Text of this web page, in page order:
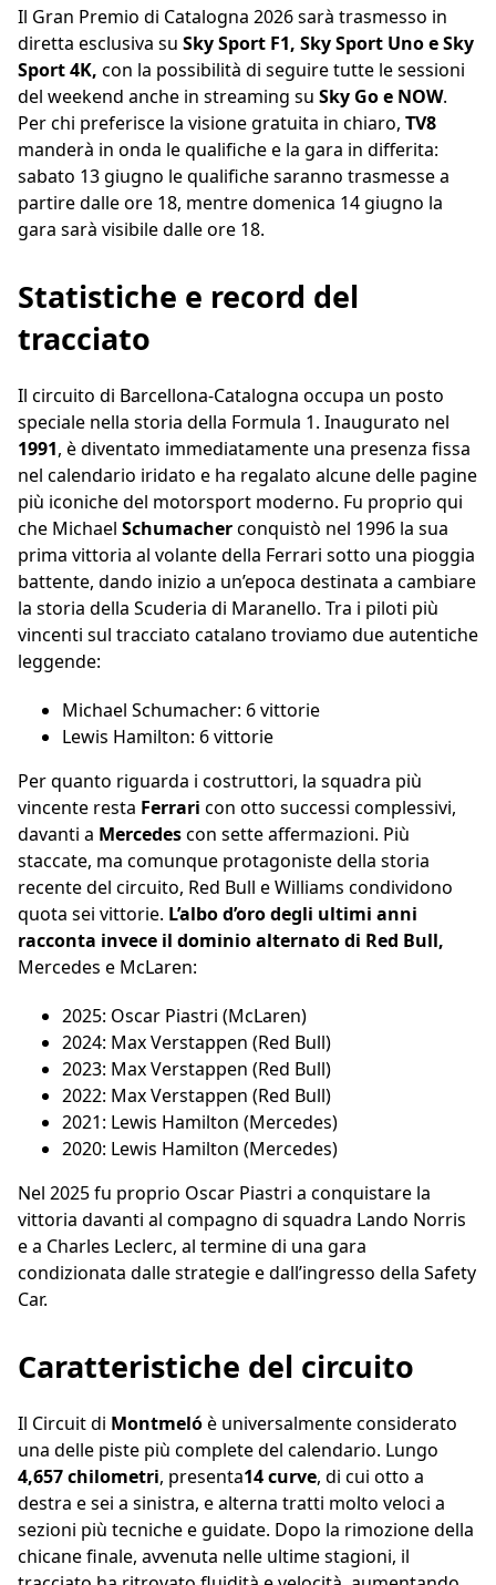
Il Gran Premio di Catalogna 2026 sarà trasmesso in
diretta esclusiva su Sky Sport F1, Sky Sport Uno e Sky
Sport 4K, con la possibilità di seguire tutte le sessioni
del weekend anche in streaming su Sky Go e NOW.
Per chi preferisce la visione gratuita in chiaro, TV8
manderà in onda le qualifiche e la gara in differita:
sabato 13 giugno le qualifiche saranno trasmesse a
partire dalle ore 18, mentre domenica 14 giugno la
gara sarà visibile dalle ore 18.
Statistiche e record del
tracciato
Il circuito di Barcellona-Catalogna occupa un posto
speciale nella storia della Formula 1. Inaugurato nel
1991, è diventato immediatamente una presenza fissa
nel calendario iridato e ha regalato alcune delle pagine
più iconiche del motorsport moderno. Fu proprio qui
che Michael Schumacherconquistò nel 1996 la sua
prima vittoria al volante della Ferrari sotto una pioggia
battente, dando inizio a un’epoca destinata a cambiare
la storia della Scuderia di Maranello. Tra i piloti più
vincenti sul tracciato catalano troviamo due autentiche
leggende:
Michael Schumacher: 6 vittorie
Lewis Hamilton: 6 vittorie
Per quanto riguarda i costruttori, la squadra più
vincente resta Ferrari con otto successi complessivi,
davanti a Mercedescon sette affermazioni. Più
staccate, ma comunque protagoniste della storia
recente del circuito, Red Bull e Williams condividono
quota sei vittorie. L’albo d’oro degli ultimi anni
racconta invece il dominio alternato di Red Bull,
Mercedes e McLaren:
2025: Oscar Piastri (McLaren)
2024: Max Verstappen (Red Bull)
2023: Max Verstappen (Red Bull)
2022: Max Verstappen (Red Bull)
2021: Lewis Hamilton (Mercedes)
2020: Lewis Hamilton (Mercedes)
Nel 2025 fu proprio Oscar Piastri a conquistare la
vittoria davanti al compagno di squadra Lando Norris
e a Charles Leclerc, al termine di una gara
condizionata dalle strategie e dall’ingresso della Safety
Car.
Caratteristiche del circuito
Il Circuit di Montmelóè universalmente considerato
una delle piste più complete del calendario. Lungo
4,657 chilometri, presenta14 curve, di cui otto a
destra e sei a sinistra, e alterna tratti molto veloci a
sezioni più tecniche e guidate. Dopo la rimozione della
chicane finale, avvenuta nelle ultime stagioni, il